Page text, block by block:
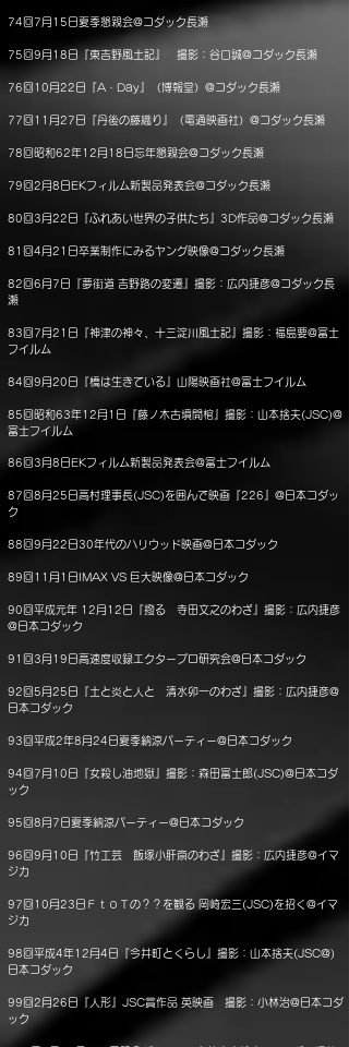
74回7月15日夏季懇親会@コダック長瀬
75回9月18日『東吉野風土記』 撮影：谷口誠@コダック長瀬
76回10月22日『A・Day』（博報堂）@コダック長瀬
77回11月27日『丹後の藤織り』（電通映画社）@コダック長瀬
78回昭和62年12月18日忘年懇親会@コダック長瀬
79回2月8日EKフィルム新製品発表会@コダック長瀬
80回3月22日『ふれあい世界の子供たち』3D作品@コダック長瀬
81回4月21日卒業制作にみるヤング映像@コダック長瀬
82回6月7日『夢街道 吉野路の変遷』撮影：広内捷彦@コダック長
瀬
83回7月21日『神津の神々、十三淀川風土記』撮影：福島要@富士
フイルム
84回9月20日『橋は生きている』山陽映画社@富士フイルム
85回昭和63年12月1日『藤ノ木古墳開棺』撮影：山本捨夫(JSC)@
富士フイルム
86回3月8日EKフィルム新製品発表会@富士フイルム
87回8月25日高村理事長(JSC)を囲んで映画『226』@日本コダッ
ク
88回9月22日30年代のハリウッド映画@日本コダック
89回11月1日IMAX VS 巨大映像@日本コダック
90回平成元年 12月12日『撥る 寺田文之のわざ』撮影：広内捷彦
@日本コダック
91回3月19日高速度収録エクタープロ研究会@日本コダック
92回5月25日『土と炎と人と 清水卯一のわざ』撮影：広内捷彦@
日本コダック
93回平成2年8月24日夏季納涼パーティー@日本コダック
94回7月10日『女殺し油地獄』撮影：森田富士郎(JSC)@日本コダ
ック
95回8月7日夏季納涼パーティー@日本コダック
96回9月10日『竹工芸 飯塚小肝斎のわざ』撮影：広内捷彦@イマ
ジカ
97回10月23日ＦｔｏＴの？？を観る 岡崎宏三(JSC)を招く@イマ
ジカ
98回平成4年12月4日『今井町とくらし』撮影：山本捨夫(JSC@)
日本コダック
99回2月26日『人形』JSC賞作品 英映画 撮影：小林治@日本コダ
ック